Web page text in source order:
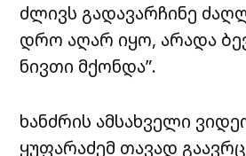
ძლივს გადავარჩინე
დრო აღარ იყო, არადა
ნივთი მქონდა”.
ხანძრის ამსახველი
ყუფარაძემ თავად